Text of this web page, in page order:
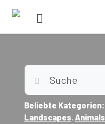
Beliebte Kategorien:
Landscapes, Animals